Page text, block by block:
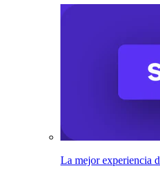
La mejor experiencia